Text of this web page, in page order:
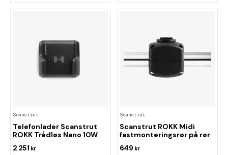
Scanstrut
Telefonlader Scanstrut
ROKK Trådløs Nano 10W
2 251 kr
Scanstrut
Scanstrut ROKK Midi
fastmonteringsrør på rør
649 kr